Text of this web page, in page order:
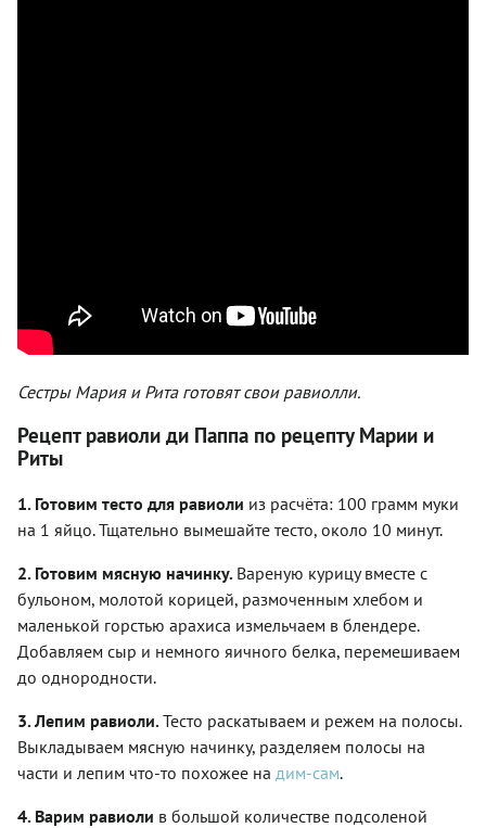
Сестры Мария и Рита готовят свои равиолли.
Рецепт равиоли ди Паппа по рецепту Марии и
Риты
1. Готовим тесто для равиоли из расчёта: 100 грамм муки
на 1 яйцо. Тщательно вымешайте тесто, около 10 минут.
2. Готовим мясную начинку. Вареную курицу вместе с
бульоном, молотой корицей, размоченным хлебом и
маленькой горстью арахиса измельчаем в блендере.
Добавляем сыр и немного яичного белка, перемешиваем
до однородности.
3. Лепим равиоли.Тесто раскатываем и режем на полосы.
Выкладываем мясную начинку, разделяем полосы на
части и лепим что-то похожее на дим-сам.
4. Варим равиоли в большой количестве подсоленой